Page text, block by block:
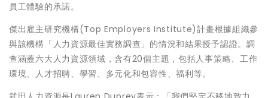
員工體驗的承諾。
傑出雇主研究機構(Top Employers Institute)計畫根據組織參
與該機構「人力資源最佳實務調查」的情況和結果授予認證。調
查涵蓋六大人力資源領域，含有20個主題，包括人事策略、工作
環境、人才招聘、學習、多元化和包容性、福利等。